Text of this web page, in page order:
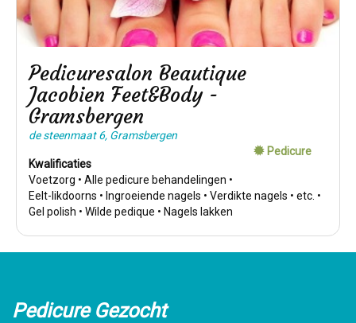
Pedicuresalon Beautique
Jacobien Feet&Body -
Gramsbergen
Pedicure
de steenmaat 6, Gramsbergen
Kwalificaties
Voetzorg • Alle pedicure behandelingen •
Eelt-likdoorns • Ingroeiende nagels • Verdikte nagels • etc. •
Gel polish • Wilde pedique • Nagels lakken
Pedicure Gezocht